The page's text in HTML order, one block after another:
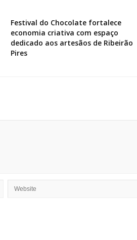
Festival do Chocolate fortalece
economia criativa com espaço
dedicado aos artesãos de Ribeirão
Pires